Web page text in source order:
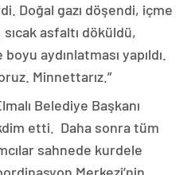
Doğal gazı döşendi, içme
asfaltı döküldü,
boyu aydınlatması yapıldı.
Minnettarız.”
Belediye Başkanı
etti. Daha sonra tüm
sahnede kurdele